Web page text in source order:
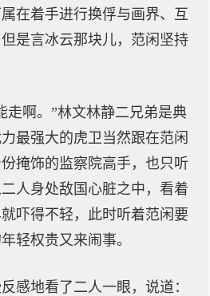
在着手进行换俘与画界、互
是言冰云那块儿，范闲坚持
走啊。”林文林静二兄弟是典
最强大的虎卫当然跟在范闲
掩饰的监察院高手，也只听
人身处敌国心脏之中，看着
吓得不轻，此时听着范闲要
轻权贵又来闹事。
感地看了二人一眼，说道：